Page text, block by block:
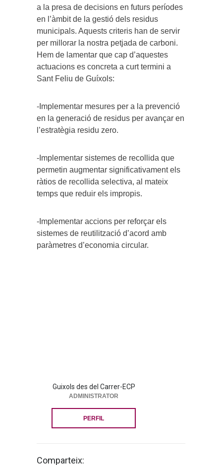
a la presa de decisions en futurs períodes
en l’àmbit de la gestió dels residus
municipals. Aquests criteris han de servir
per millorar la nostra petjada de carboni.
Hem de lamentar que cap d’aquestes
actuacions es concreta a curt termini a
Sant Feliu de Guíxols:
-Implementar mesures per a la prevenció
en la generació de residus per avançar en
l’estratègia residu zero.
-Implementar sistemes de recollida que
permetin augmentar significativament els
ràtios de recollida selectiva, al mateix
temps que reduir els impropis.
-Implementar accions per reforçar els
sistemes de reutilització d’acord amb
paràmetres d’economia circular.
Guixols des del Carrer-ECP
ADMINISTRATOR
PERFIL
Comparteix: